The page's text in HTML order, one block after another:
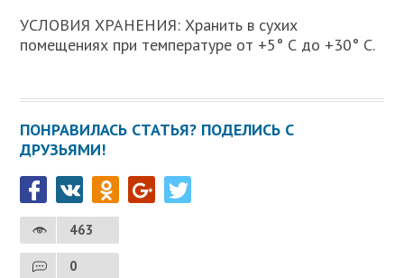
УСЛОВИЯ ХРАНЕНИЯ: Хранить в сухих
помещениях при температуре от +5° С до +30° С.
ПОНРАВИЛАСЬ СТАТЬЯ? ПОДЕЛИСЬ С
ДРУЗЬЯМИ!
463
0